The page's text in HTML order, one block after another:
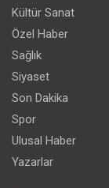
Kültür Sanat
Özel Haber
Sağlık
Siyaset
Son Dakika
Spor
Ulusal Haber
Yazarlar